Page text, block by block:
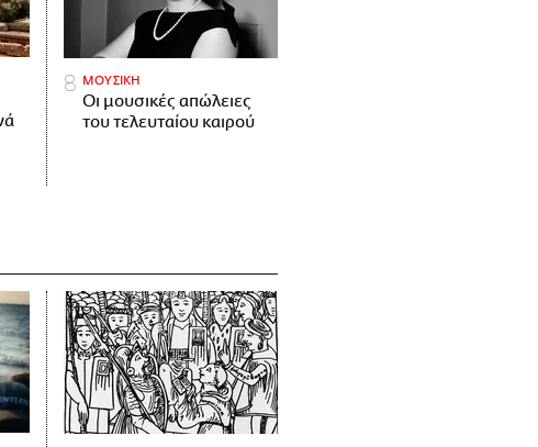
ΜΟΥΣΙΚΗ
Οι μουσικές απώλειες
του τελευταίου καιρού